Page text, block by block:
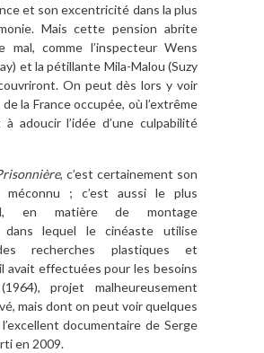
et son excentricité dans la plus
Mais cette pension abrite
mal, comme l’inspecteur Wens
et la pétillante Mila-Malou (Suzy
On peut dès lors y voir
la France occupée, où l’extrême
adoucir l’idée d’une culpabilité
, c’est certainement son
; c’est aussi le plus
en matière de montage
dans lequel le cinéaste utilise
recherches plastiques et
avait effectuées pour les besoins
projet malheureusement
mais dont on peut voir quelques
documentaire de Serge
en 2009.